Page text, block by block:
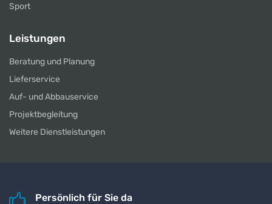
Sport
Leistungen
Beratung und Planung
Lieferservice
Auf- und Abbauservice
Projektbegleitung
Weitere Dienstleistungen
Persönlich für Sie da